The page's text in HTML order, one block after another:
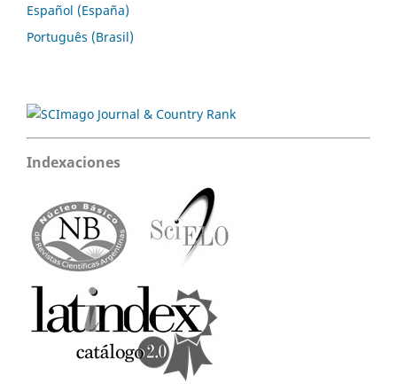
Español (España)
Português (Brasil)
Indexaciones